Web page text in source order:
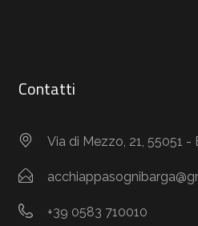
Contatti
Via di Mezzo, 21, 55051 -
+39 0583 710010